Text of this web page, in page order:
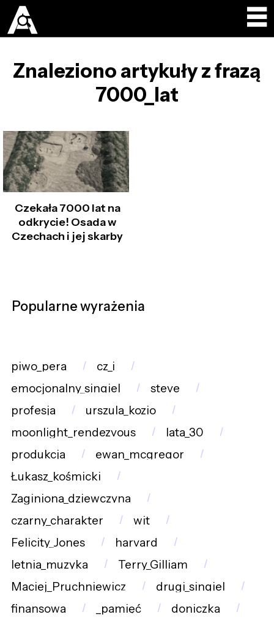
Znaleziono artykuły z frazą
7000_lat
Czekała 7000 lat na
odkrycie! Osada w
Czechach i jej skarby
Popularne wyrażenia
piwo_pera
cz_i
emocjonalny_singiel
steve
profesja
urszula_kozio
moonlight_rendezvous
lata_30
produkcja
ewan_mcgregor
Łukasz_kośmicki
Zaginiona_dziewczyna
czarny_charakter
wit
Felicity_Jones
harvard
letnia_muzyka
Terry_Gilliam
Maciej_Pruchniewicz
drugi_singiel
finansowa
_pamięć
doniczka